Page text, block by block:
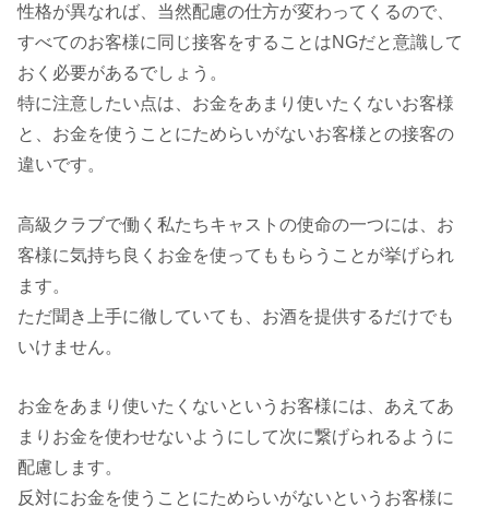
性格が異なれば、当然配慮の仕方が変わってくるので、
すべてのお客様に同じ接客をすることはNGだと意識して
おく必要があるでしょう。
特に注意したい点は、お金をあまり使いたくないお客様
と、お金を使うことにためらいがないお客様との接客の
違いです。
高級クラブで働く私たちキャストの使命の一つには、お
客様に気持ち良くお金を使ってももらうことが挙げられ
ます。
ただ聞き上手に徹していても、お酒を提供するだけでも
いけません。
お金をあまり使いたくないというお客様には、あえてあ
まりお金を使わせないようにして次に繋げられるように
配慮します。
反対にお金を使うことにためらいがないというお客様に